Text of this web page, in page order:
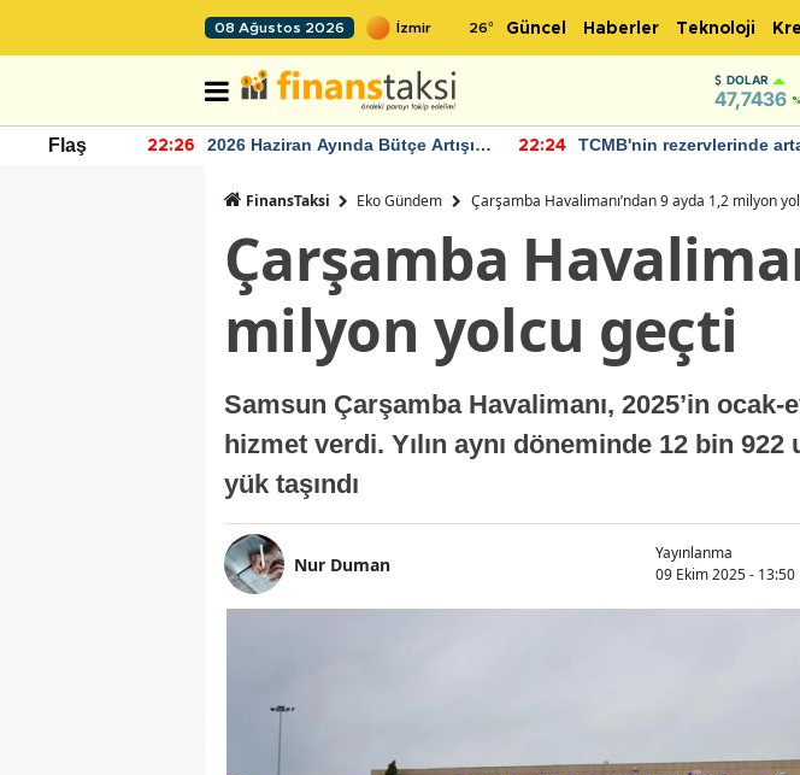
08 Ağustos 2026 26° Güncel Haberler Teknoloji
DOLAR
47,7436
Flaş 22:26
2026 Haziran Ayında Bütçe Artışı
22:24
TCMB'nin rezervlerinde
FinansTaksi Eko Gündem Çarşamba Havalimanı’ndan 9 ayda 1,2 milyon
Çarşamba
milyon yolcu geçti
Samsun Çarşamba Havalimanı, 2025’in
hizmet verdi. Yılın aynı döneminde 12 bin
yük taşındı
Nur Duman
Yayınlanma
09 Ekim 2025 - 13:50